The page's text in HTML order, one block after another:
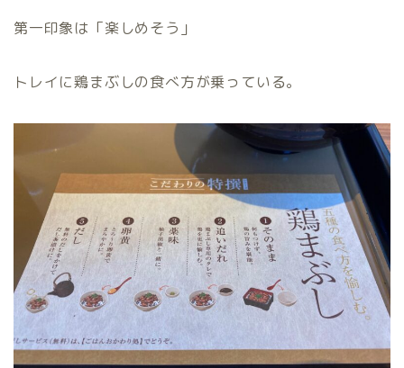
第一印象は「楽しめそう」
トレイに鶏まぶしの食べ方が乗っている。